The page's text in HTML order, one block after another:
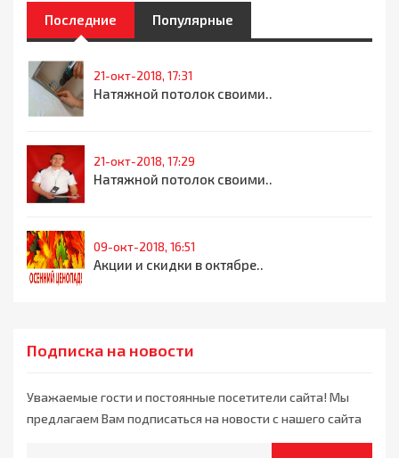
Последние Популярные
21-окт-2018, 17:31
Натяжной потолок своими..
21-окт-2018, 17:29
Натяжной потолок своими..
09-окт-2018, 16:51
Акции и скидки в октябре..
Подписка на новости
Уважаемые гости и постоянные посетители сайта! Мы
предлагаем Вам подписаться на новости с нашего сайта